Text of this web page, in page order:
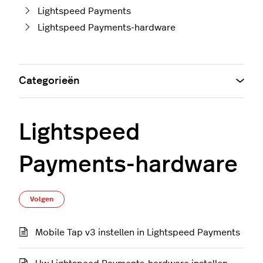
Lightspeed Payments
Lightspeed Payments-hardware
Lightspeed
Payments-hardware
Volgen
Mobile Tap v3 instellen in Lightspeed Payments
Categorieën